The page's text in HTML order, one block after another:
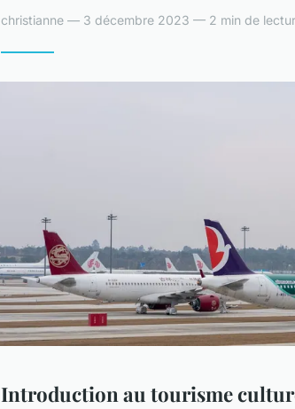
christianne — 3 décembre 2023 — 2 min de
Introduction au tourisme